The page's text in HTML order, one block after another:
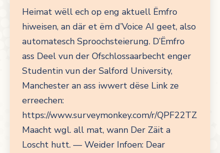
Heimat wëll ech op eng aktuell Ëmfro
hiweisen, an där et ëm d’Voice AI geet, also
automatesch Sproochsteierung. D’Ëmfro
ass Deel vun der Ofschlossaarbecht enger
Studentin vun der Salford University,
Manchester an ass iwwert dëse Link ze
erreechen:
https://www.surveymonkey.com/r/QPF22TZ
Maacht wgl. all mat, wann Der Zäit a
Loscht hutt. — Weider Infoen: Dear